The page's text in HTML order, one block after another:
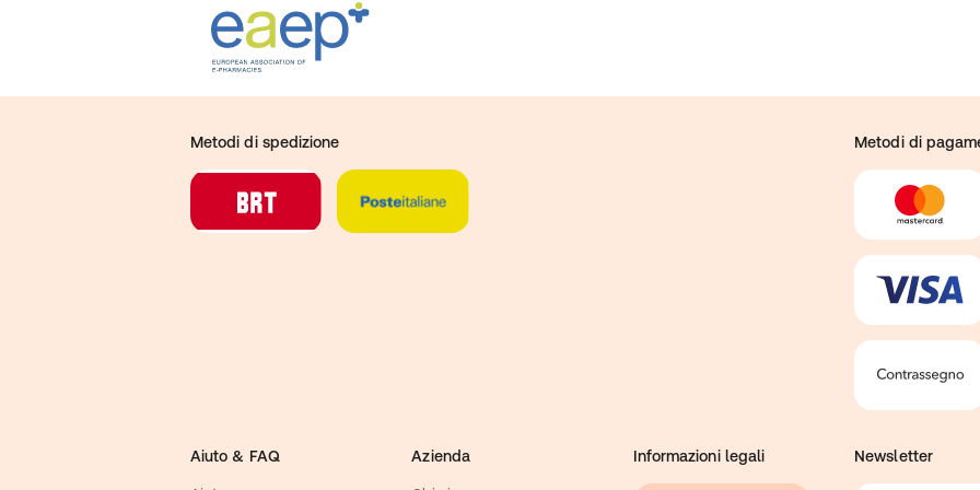
Metodi di spedizione Metodi di
Aiuto & FAQ Azienda Informazioni legali Newsletter